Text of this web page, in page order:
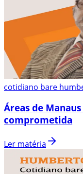
cotidiano bare
Áreas de
comprometida
Ler matéria